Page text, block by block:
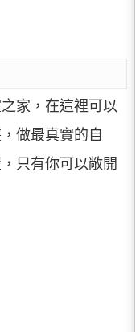
家，在這裡可以
做最真實的自
只有你可以敞開